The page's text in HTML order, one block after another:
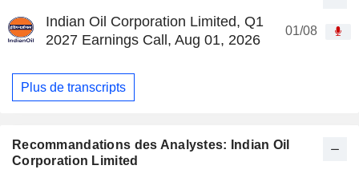
Indian Oil Corporation Limited, Q1
2027 Earnings Call, Aug 01, 2026
01/08
Plus de transcripts
Recommandations des Analystes: Indian Oil
Corporation Limited